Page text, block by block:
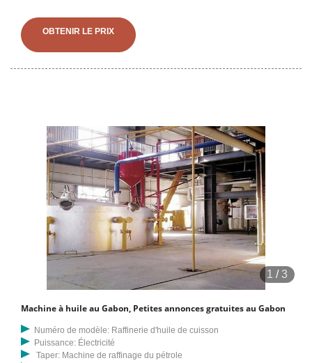
propose des petites annonces locales en ligne pour. Publiez
gratuitement votre petite annonce dans diverses catégories comme
OBTENIR LE PRIX
1 /3
Machine à huile au Gabon, Petites annonces gratuites au Gabon
Numéro de modèle: Raffinerie d'huile de cuisson
Puissance: Électricité
Taper: Machine de raffinage du pétrole